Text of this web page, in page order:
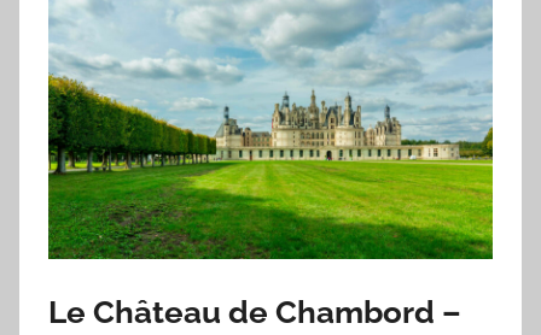
Le Château de Chambord –